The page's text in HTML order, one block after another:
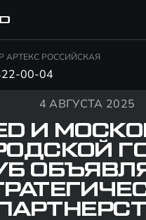
АРТЕКС РОССИЙСКАЯ
00-04
4 АВГУСТА 2025
И